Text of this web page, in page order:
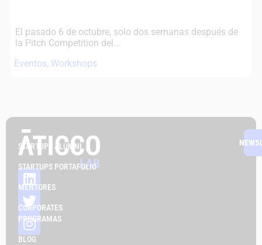
El pasado 6 de octubre, solo dos semanas después de
la Pitch Competition del...
Eventos, Workshops
STARTUPS ALUMNI
STARTUPS PORTAFOLIO
MENTORES
CORPORATES
PROGRAMAS
BLOG